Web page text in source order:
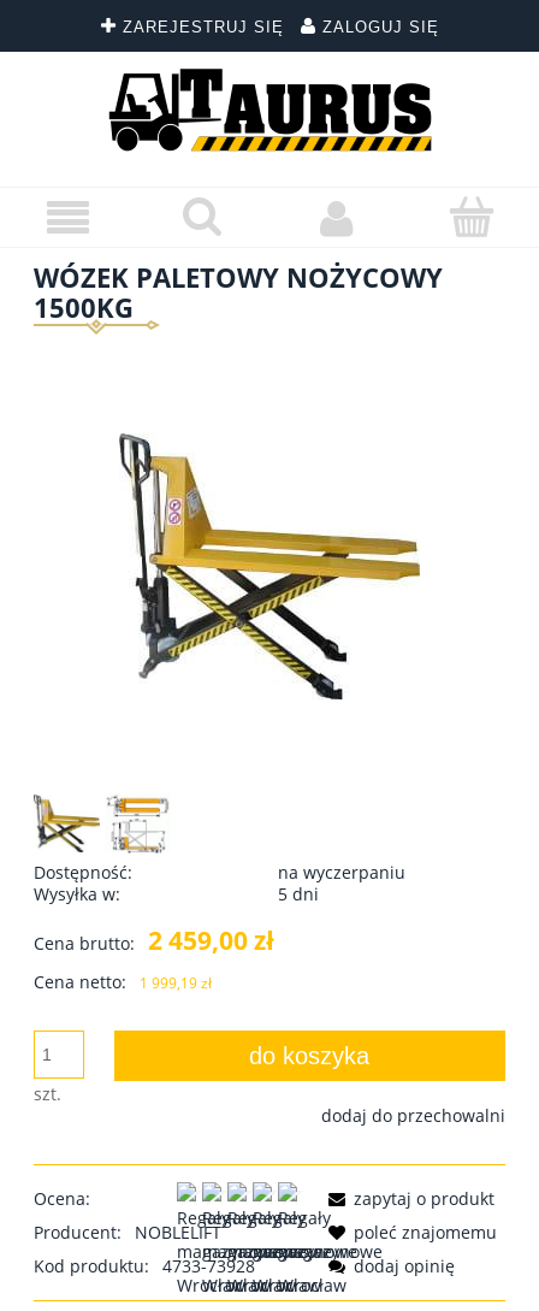
ZAREJESTRUJ SIĘ ZALOGUJ SIĘ
WÓZEK PALETOWY NOŻYCOWY
1500KG
Dostępność:
na wyczerpaniu
Wysyłka w:
5 dni
Cena brutto: 2 459,00 zł
Cena netto: 1 999,19 zł
szt.
do koszyka
dodaj do przechowalni
Ocena:
Producent:
NOBLELIFT
Kod produktu:
4733-73928
zapytaj o produkt
poleć znajomemu
dodaj opinię